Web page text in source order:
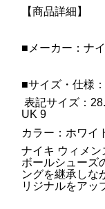
【商品詳細】
■メーカー：ナ
■サイズ・仕様：
表記サイズ：
UK 9
カラー：ホワイ
ナイキ ウィメン
ボールシューズ
ングを継承しな
リジナルをアッ